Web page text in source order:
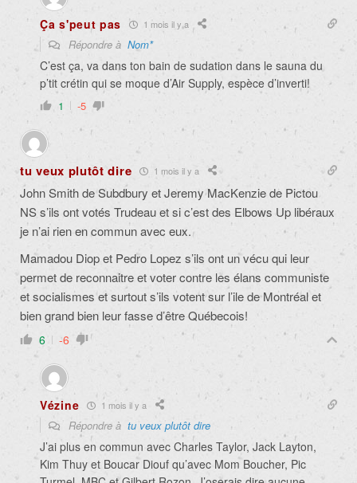
Ça s'peut pas 1 mois il y a
Répondre à Nom*
C’est ça, va dans ton bain de sudation dans le sauna du
p’tit crétin qui se moque d’Air Supply, espèce d’inverti!
1 -5
tu veux plutôt dire 1 mois il y a
John Smith de Subdbury et Jeremy MacKenzie de Pictou
NS s’ils ont votés Trudeau et si c’est des Elbows Up libéraux
je n’ai rien en commun avec eux.
Mamadou Diop et Pedro Lopez s’ils ont un vécu qui leur
permet de reconnaitre et voter contre les élans communiste
et socialismes et surtout s’ils votent sur l’ile de Montréal et
bien grand bien leur fasse d’être Québecois!
6 -6
Vézine 1 mois il y a
Répondre à tu veux plutôt dire
J’ai plus en commun avec Charles Taylor, Jack Layton,
Kim Thuy et Boucar Diouf qu’avec Mom Boucher, Pic